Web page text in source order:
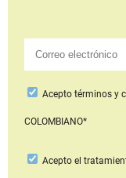
Aceptotérminos y
COLOMBIANO*
Acepto el